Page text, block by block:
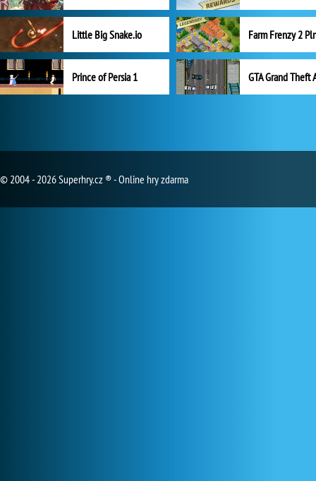
Little Big Snake.io
Prince of Persia 1 GTA Grand Theft
© 2004 - 2026 Superhry.cz ® - Online hry zdarma